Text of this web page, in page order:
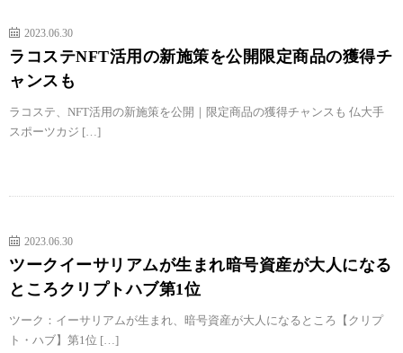
2023.06.30
ラコステNFT活用の新施策を公開限定商品の獲得チ
ャンスも
ラコステ、NFT活用の新施策を公開｜限定商品の獲得チャンスも 仏大手
スポーツカジ […]
2023.06.30
ツークイーサリアムが生まれ暗号資産が大人になる
ところクリプトハブ第1位
ツーク：イーサリアムが生まれ、暗号資産が大人になるところ【クリプ
ト・ハブ】第1位 […]